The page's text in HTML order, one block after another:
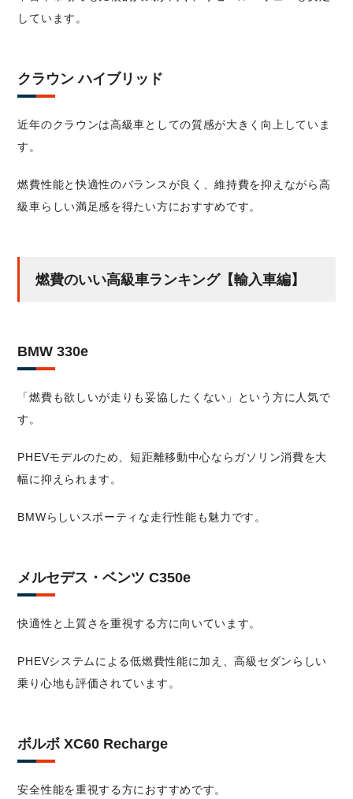
しています。
クラウン ハイブリッド
近年のクラウンは高級車としての質感が大きく向上していま
す。
燃費性能と快適性のバランスが良く、維持費を抑えながら高
級車らしい満足感を得たい方におすすめです。
燃費のいい高級車ランキング【輸入車編】
BMW 330e
「燃費も欲しいが走りも妥協したくない」という方に人気で
す。
PHEVモデルのため、短距離移動中心ならガソリン消費を大
幅に抑えられます。
BMWらしいスポーティな走行性能も魅力です。
メルセデス・ベンツ C350e
快適性と上質さを重視する方に向いています。
PHEVシステムによる低燃費性能に加え、高級セダンらしい
乗り心地も評価されています。
ボルボ XC60 Recharge
安全性能を重視する方におすすめです。